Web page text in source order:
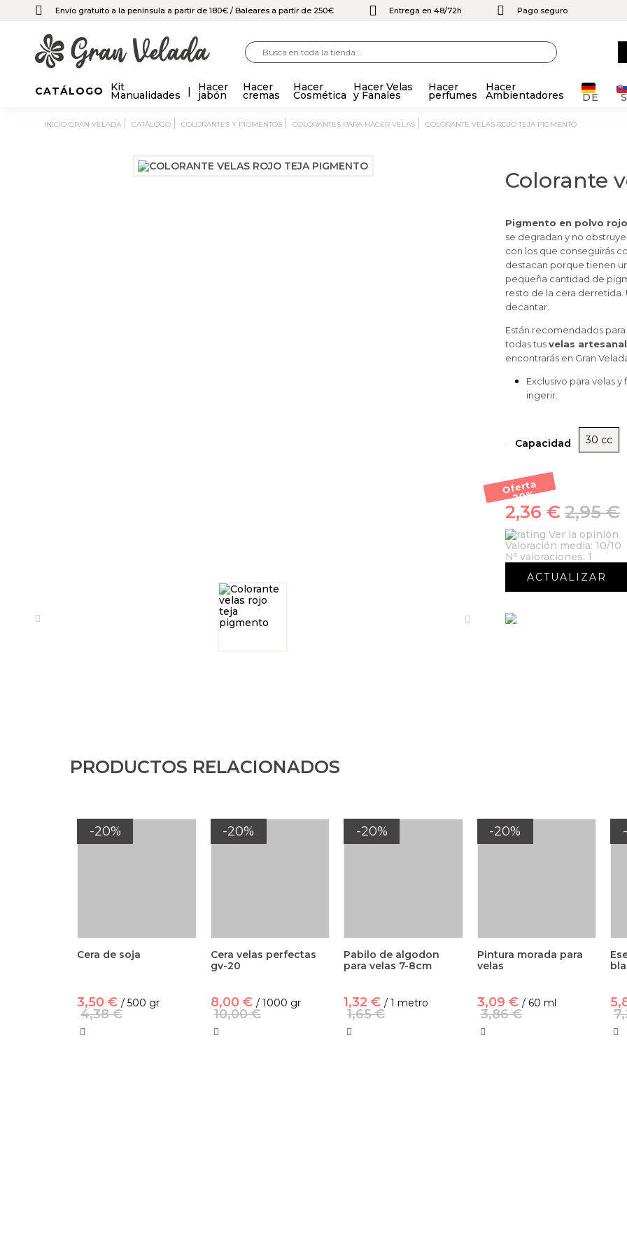
Envío gratuito a la península a partir de 180€ / Baleares a partir de 250€ Entrega en 48/72h Pago seguro
CATÁLOGO Kit
Manualidades
Hacer
jabón
Hacer
cremas
Hacer
Cosmética
Hacer Velas
y Fanales
Hacer
perfumes
Hacer
Ambientadores DE
INICIO GRAN VELADA CATÁLOGO COLORANTES Y PIGMENTOS COLORANTES PARA HACER VELAS COLORANTE VELAS ROJO TEJA PIGMENTO
Colorante
Pigmento en polvo
se degradan y no
con los que conseguirás
destacan porque tienen
pequeña cantidad de
resto de la cera derretida.
decantar.
Están recomendados
todas tusvelas
encontrarás en Gran
Exclusivo para velas
ingerir.
Capacidad 30 cc
Oferta
-20
%
2,95 €
2,36 €
Ver la opinión
Valoración media: 10/10
Nº valoraciones: 1
PRODUCTOS RELACIONADOS
-20%
Cera de soja
3,50 € / 500 gr
4,38 €
-20%
Cera velas perfectas
gv-20
8,00 € / 1000 gr
10,00 €
-20%
Pabilo de algodon
para velas 7-8cm
1,32 € / 1 metro
1,65 €
-20%
Pintura morada para
velas
3,09 € / 60 ml
3,86 €